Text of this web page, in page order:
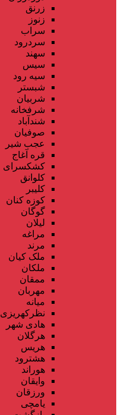
زرنق
زنوز
سراب
سردرود
سهند
سیس
سیه رود
شبستر
شربیان
شرفخانه
شندآباد
صوفیان
عجب شیر
قره آغاج
کشکسرای
کلوانق
کلیبر
کوزه کنان
گوگان
لیلان
مراغه
مرند
ملک کیان
ملکان
ممقان
مهربان
میانه
نظرکهریزی
هادی شهر
هرگلان
هریس
هشترود
هوراند
وایقان
ورزقان
یامچی